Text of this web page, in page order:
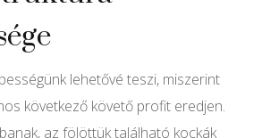
lehetővé teszi, miszerint
következő követő profit eredjen.
az fölöttük található kockák